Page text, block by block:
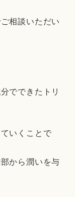
相談いただい
でできたトリ
いくことで
から潤いを与